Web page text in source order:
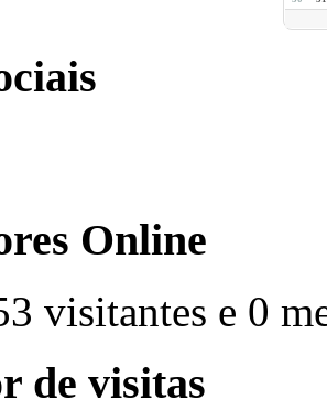
Online
visitantes e 0
de visitas